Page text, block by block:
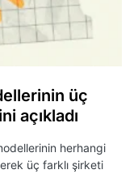
üç
açıkladı
herhangi
üç farklı şirketi